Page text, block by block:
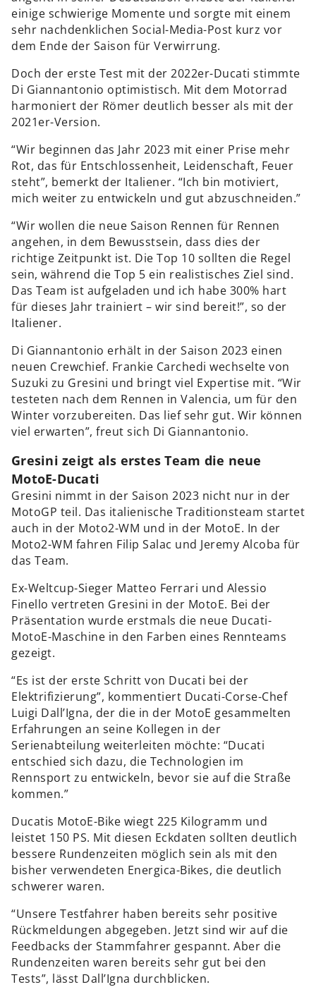
einige schwierige Momente und sorgte mit einem
sehr nachdenklichen Social-Media-Post kurz vor
dem Ende der Saison für Verwirrung.
Doch der erste Test mit der 2022er-Ducati stimmte
Di Giannantonio optimistisch. Mit dem Motorrad
harmoniert der Römer deutlich besser als mit der
2021er-Version.
“Wir beginnen das Jahr 2023 mit einer Prise mehr
Rot, das für Entschlossenheit, Leidenschaft, Feuer
steht”, bemerkt der Italiener. “Ich bin motiviert,
mich weiter zu entwickeln und gut abzuschneiden.”
“Wir wollen die neue Saison Rennen für Rennen
angehen, in dem Bewusstsein, dass dies der
richtige Zeitpunkt ist. Die Top 10 sollten die Regel
sein, während die Top 5 ein realistisches Ziel sind.
Das Team ist aufgeladen und ich habe 300% hart
für dieses Jahr trainiert – wir sind bereit!”, so der
Italiener.
Di Giannantonio erhält in der Saison 2023 einen
neuen Crewchief. Frankie Carchedi wechselte von
Suzuki zu Gresini und bringt viel Expertise mit. “Wir
testeten nach dem Rennen in Valencia, um für den
Winter vorzubereiten. Das lief sehr gut. Wir können
viel erwarten”, freut sich Di Giannantonio.
Gresini zeigt als erstes Team die neue
MotoE-Ducati
Gresini nimmt in der Saison 2023 nicht nur in der
MotoGP teil. Das italienische Traditionsteam startet
auch in der Moto2-WM und in der MotoE. In der
Moto2-WM fahren Filip Salac und Jeremy Alcoba für
das Team.
Ex-Weltcup-Sieger Matteo Ferrari und Alessio
Finello vertreten Gresini in der MotoE. Bei der
Präsentation wurde erstmals die neue Ducati-
MotoE-Maschine in den Farben eines Rennteams
gezeigt.
“Es ist der erste Schritt von Ducati bei der
Elektrifizierung”, kommentiert Ducati-Corse-Chef
Luigi Dall’Igna, der die in der MotoE gesammelten
Erfahrungen an seine Kollegen in der
Serienabteilung weiterleiten möchte: “Ducati
entschied sich dazu, die Technologien im
Rennsport zu entwickeln, bevor sie auf die Straße
kommen.”
Ducatis MotoE-Bike wiegt 225 Kilogramm und
leistet 150 PS. Mit diesen Eckdaten sollten deutlich
bessere Rundenzeiten möglich sein als mit den
bisher verwendeten Energica-Bikes, die deutlich
schwerer waren.
“Unsere Testfahrer haben bereits sehr positive
Rückmeldungen abgegeben. Jetzt sind wir auf die
Feedbacks der Stammfahrer gespannt. Aber die
Rundenzeiten waren bereits sehr gut bei den
Tests”, lässt Dall’Igna durchblicken.